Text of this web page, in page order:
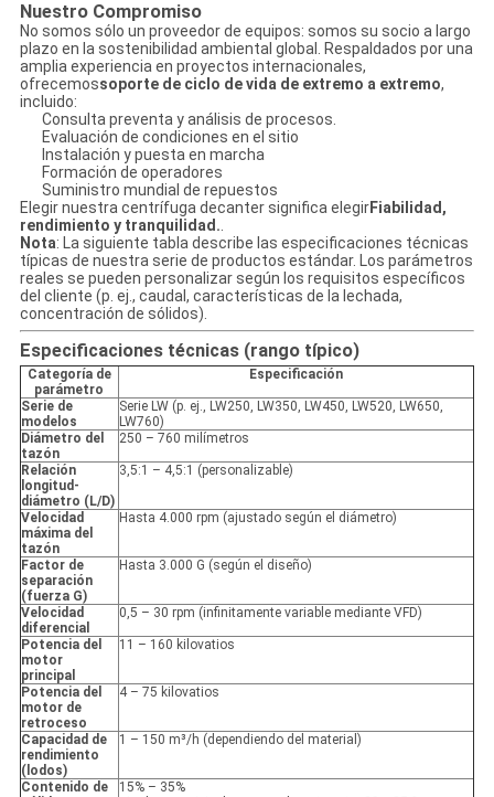
Nuestro Compromiso
No somos sólo un proveedor de equipos: somos su socio a largo
plazo en la sostenibilidad ambiental global. Respaldados por una
amplia experiencia en proyectos internacionales,
ofrecemossoporte de ciclo de vida de extremo a extremo,
incluido:
Consulta preventa y análisis de procesos.
Evaluación de condiciones en el sitio
Instalación y puesta en marcha
Formación de operadores
Suministro mundial de repuestos
Elegir nuestra centrífuga decanter significa elegirFiabilidad,
rendimiento y tranquilidad..
Nota: La siguiente tabla describe las especificaciones técnicas
típicas de nuestra serie de productos estándar. Los parámetros
reales se pueden personalizar según los requisitos específicos
del cliente (p. ej., caudal, características de la lechada,
concentración de sólidos).
Especificaciones técnicas (rango típico)
Categoría de
parámetro
Especificación
Serie de
modelos
Serie LW (p. ej., LW250, LW350, LW450, LW520, LW650,
LW760)
Diámetro del
tazón
250 – 760 milímetros
Relación
longitud-
diámetro (L/D)
3,5:1 – 4,5:1 (personalizable)
Velocidad
máxima del
tazón
Hasta 4.000 rpm (ajustado según el diámetro)
Factor de
separación
(fuerza G)
Hasta 3.000 G (según el diseño)
Velocidad
diferencial
0,5 – 30 rpm (infinitamente variable mediante VFD)
Potencia del
motor
principal
11 – 160 kilovatios
Potencia del
motor de
retroceso
4 – 75 kilovatios
Capacidad de
rendimiento
(lodos)
1 – 150 m³/h (dependiendo del material)
Contenido de
15% – 35%